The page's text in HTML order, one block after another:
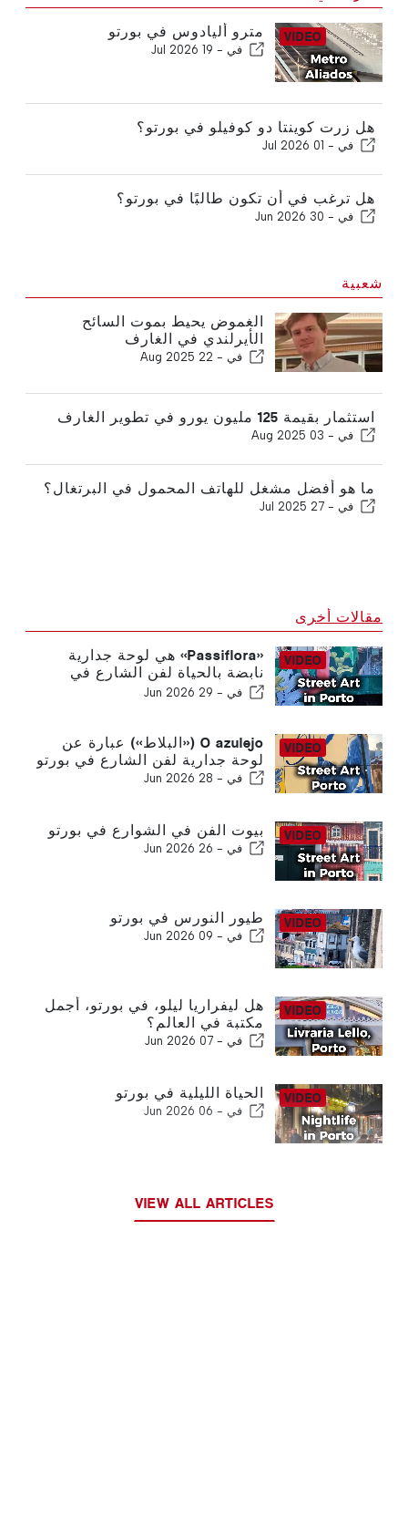
مترو أليادوس في بورتو
في - 19 Jul 2026
هل زرت كوينتا دو كوفيلو في بورتو؟
في - 01 Jul 2026
هل ترغب في أن تكون طالبًا في بورتو؟
في - 30 Jun 2026
شعبية
الغموض يحيط بموت السائح
الأيرلندي في الغارف
في - 22 Aug 2025
استثمار بقيمة 125 مليون يورو في تطوير الغارف
في - 03 Aug 2025
ما هو أفضل مشغل للهاتف المحمول في البرتغال؟
في - 27 Jul 2025
مقالات أخرى
«Passiflora» هي لوحة جدارية
نابضة بالحياة لفن الشارع في
بورتوفي - 29 Jun 2026
O azulejo («البلاط») عبارة عن
لوحة جدارية لفن الشارع في بورتو
في - 28 Jun 2026
بيوت الفن في الشوارع في بورتو
في - 26 Jun 2026
طيور النورس في بورتو
في - 09 Jun 2026
هل ليفراريا ليلو، في بورتو، أجمل
مكتبة في العالم؟
في - 07 Jun 2026
الحياة الليلية في بورتو
في - 06 Jun 2026
VIEW ALL ARTICLES